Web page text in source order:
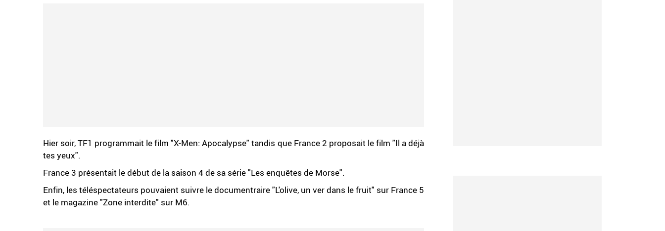
Hier soir, TF1 programmait le film "X-Men: Apocalypse" tandis que France 2 proposait le film "Il a déjà
tes yeux".
France 3 présentait le début de la saison 4 de sa série "Les enquêtes de Morse".
Enfin, les téléspectateurs pouvaient suivre le documentraire "L'olive, un ver dans le fruit" sur France 5
et le magazine "Zone interdite" sur M6.